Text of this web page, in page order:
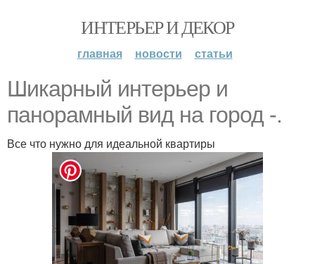
ИНТЕРЬЕР И ДЕКОР
главная новости статьи
Шикарный интерьер и
панорамный вид на город -.
Все что нужно для идеальной квартиры